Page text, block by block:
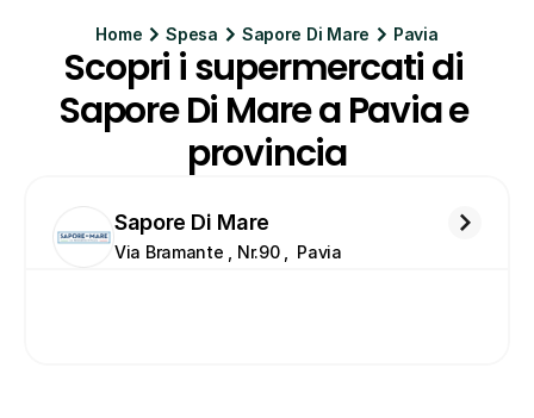
Home Spesa Sapore Di Mare Pavia
Scopri i supermercati di
Sapore Di Mare a Pavia e
provincia
Sapore Di Mare
Via Bramante , Nr.90 ,  Pavia